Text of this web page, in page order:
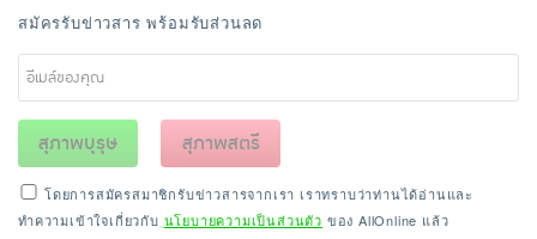
สมัครรับข่าวสาร พร้อมรับส่วนลด
สุภาพบุรุษ สุภาพสตรี
โดยการสมัครสมาชิกรับข่าวสารจากเรา เราทราบว่าท่านได้อ่านและ
ทำความเข้าใจเกี่ยวกับ นโยบายความเป็นส่วนตัว ของ AllOnline แล้ว